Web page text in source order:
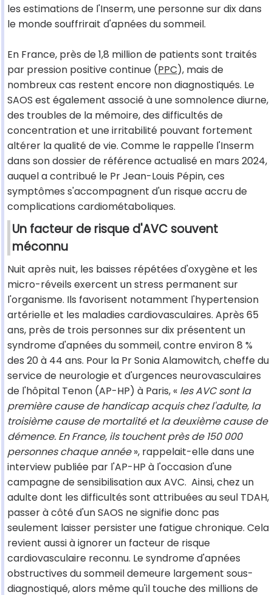
les estimations de l'Inserm, une personne sur dix dans
le monde souffrirait d'apnées du sommeil.
En France, près de 1,8 million de patients sont traités
par pression positive continue (PPC), mais de
nombreux cas restent encore non diagnostiqués. Le
SAOS est également associé à une somnolence diurne,
des troubles de la mémoire, des difficultés de
concentration et une irritabilité pouvant fortement
altérer la qualité de vie. Comme le rappelle l'Inserm
dans son dossier de référence actualisé en mars 2024,
auquel a contribué le Pr Jean-Louis Pépin, ces
symptômes s'accompagnent d'un risque accru de
complications cardiométaboliques.
Un facteur de risque d'AVC souvent
méconnu
Nuit après nuit, les baisses répétées d'oxygène et les
micro-réveils exercent un stress permanent sur
l'organisme. Ils favorisent notamment l'hypertension
artérielle et les maladies cardiovasculaires. Après 65
ans, près de trois personnes sur dix présentent un
syndrome d'apnées du sommeil, contre environ 8 %
des 20 à 44 ans. Pour la Pr Sonia Alamowitch, cheffe du
service de neurologie et d'urgences neurovasculaires
de l'hôpital Tenon (AP-HP) à Paris, « les AVC sont la
première cause de handicap acquis chez l'adulte, la
troisième cause de mortalité et la deuxième cause de
démence. En France, ils touchent près de 150 000
personnes chaque année», rappelait-elle dans une
interview publiée par l'AP-HP à l'occasion d'une
campagne de sensibilisation aux AVC. Ainsi, chez un
adulte dont les difficultés sont attribuées au seul TDAH,
passer à côté d'un SAOS ne signifie donc pas
seulement laisser persister une fatigue chronique. Cela
revient aussi à ignorer un facteur de risque
cardiovasculaire reconnu. Le syndrome d'apnées
obstructives du sommeil demeure largement sous-
diagnostiqué, alors même qu'il touche des millions de